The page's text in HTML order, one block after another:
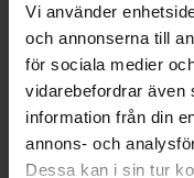
Vi använder
och annonserna till
för sociala medier
vidarebefordrar även
information från din
annons- och
Dessa kan i sin tur